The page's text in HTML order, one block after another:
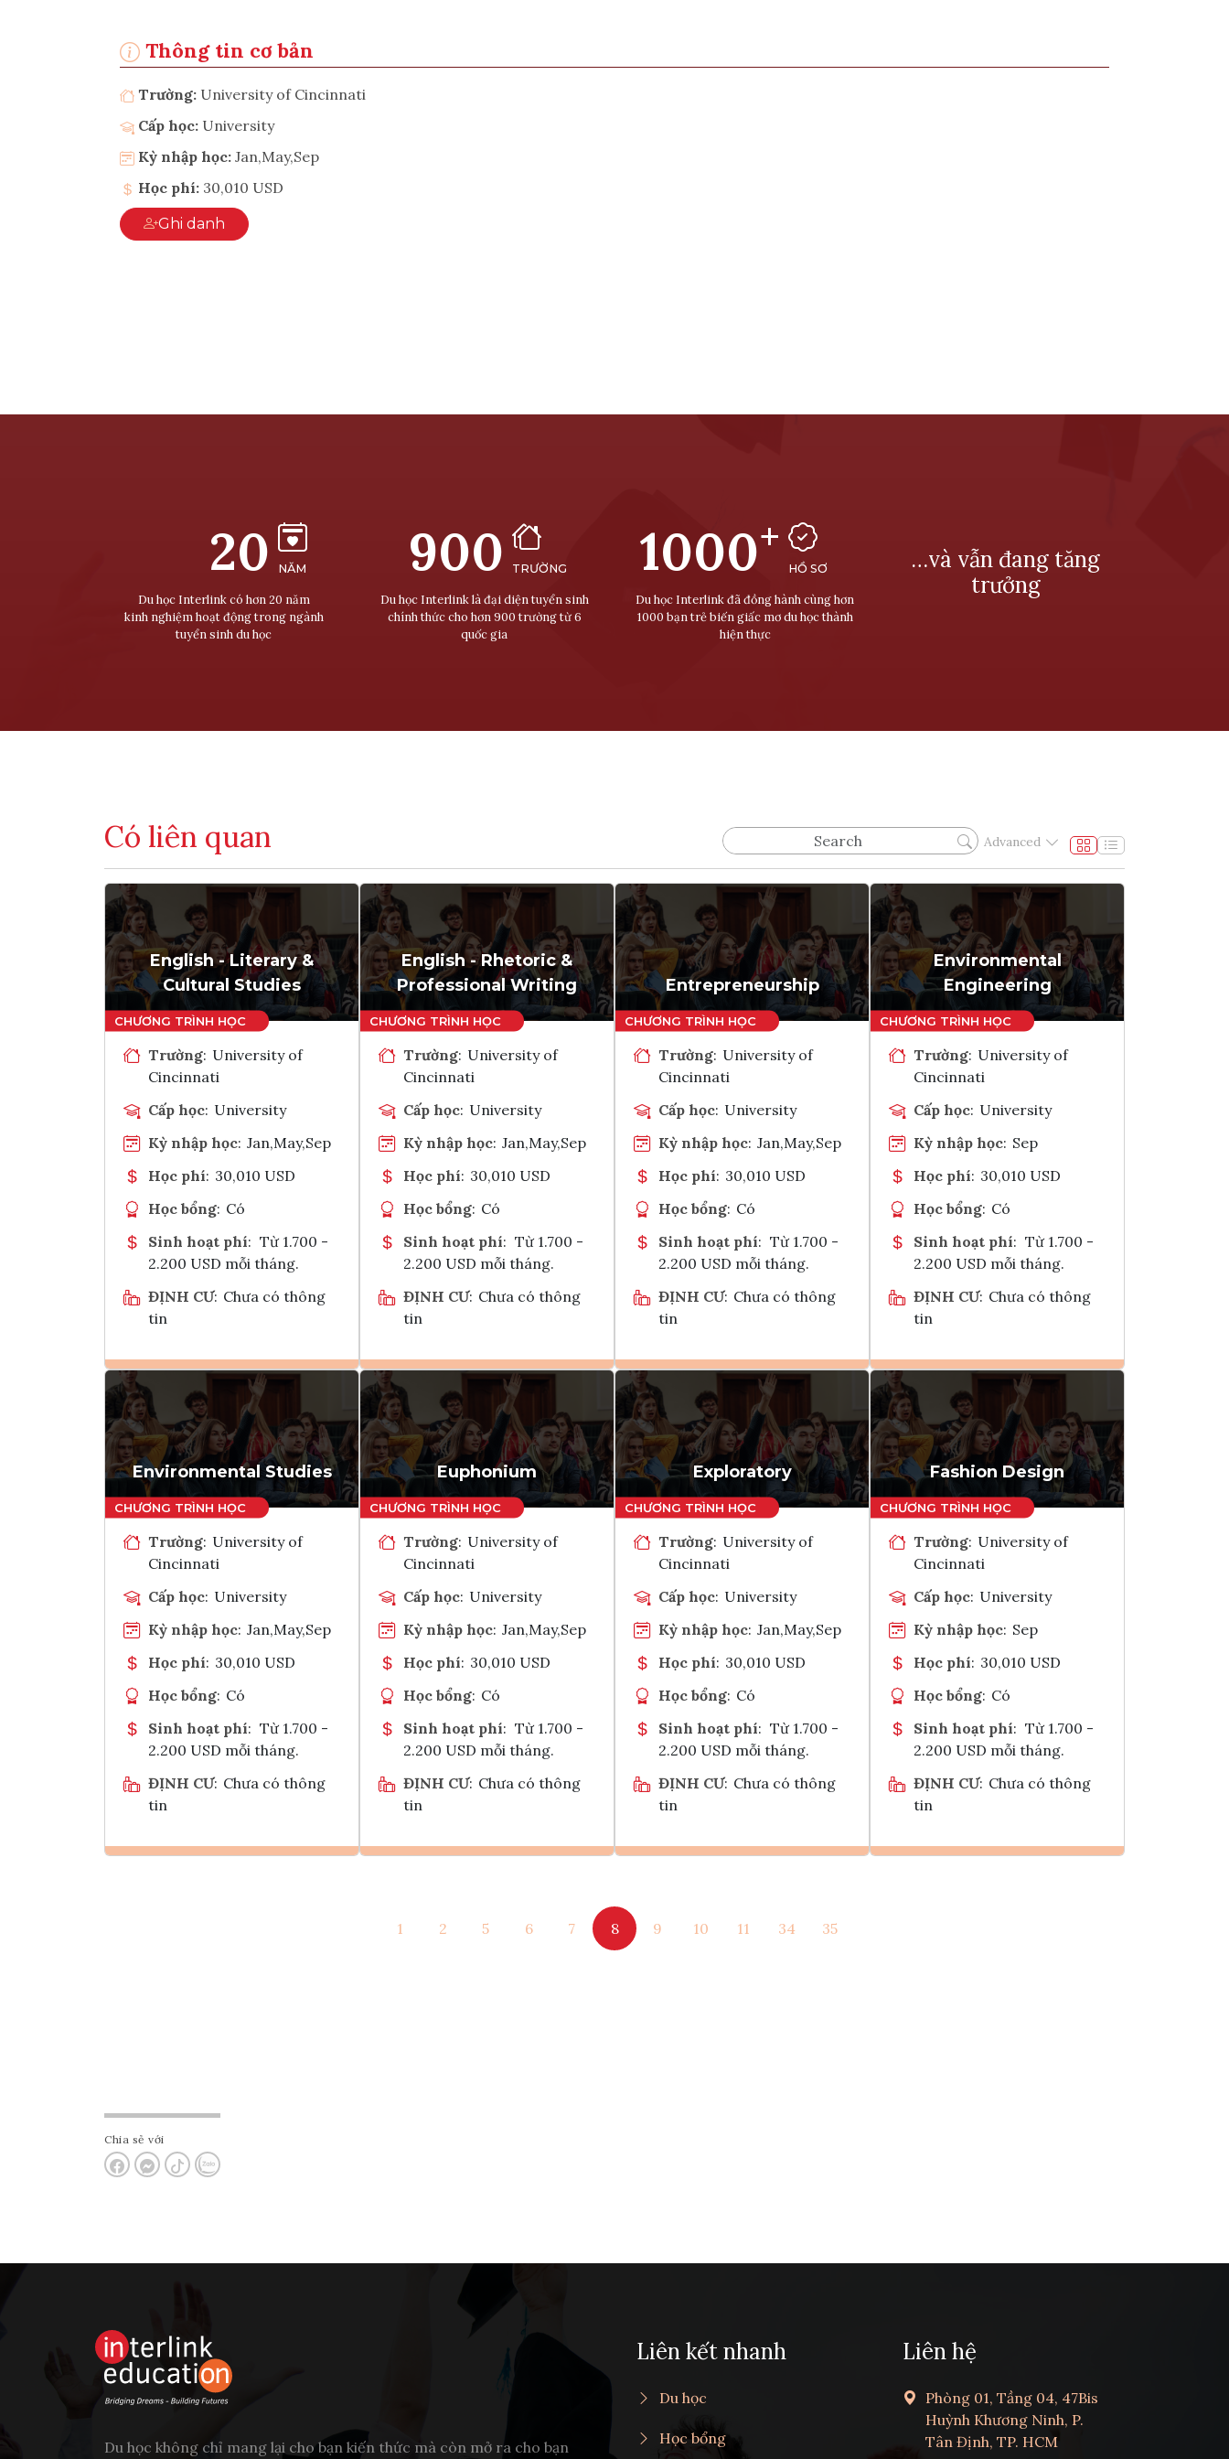
Thông tin cơ bản
Trường: University of Cincinnati
Cấp học: University
Kỳ nhập học: Jan,May,Sep
Học phí: 30,010 USD
Ghi danh
20 NĂM
Du học Interlink có hơn 20 năm
kinh nghiệm hoạt động trong ngành
tuyển sinh du học
900 TRƯỜNG
Du học Interlink là đại diện tuyển sinh
chính thức cho hơn 900 trường từ 6
quốc gia
1000+
HỒ SƠ
Du học Interlink đã đồng hành cùng hơn
1000 bạn trẻ biến giấc mơ du học thành
hiện thực
…và vẫn đang tăng
trưởng
Có liên quan Advanced
English - Literary &
Cultural Studies
Trường: University of
Cincinnati
Cấp học: University
Kỳ nhập học: Jan,May,Sep
Học phí: 30,010 USD
Học bổng: Có
Sinh hoạt phí: Từ 1.700 -
2.200 USD mỗi tháng.
ĐỊNH CƯ: Chưa có thông
tin
Ghi danh
Tham vấn Interlink
English - Rhetoric &
Professional Writing
Trường: University of
Cincinnati
Cấp học: University
Kỳ nhập học: Jan,May,Sep
Học phí: 30,010 USD
Học bổng: Có
Sinh hoạt phí: Từ 1.700 -
2.200 USD mỗi tháng.
ĐỊNH CƯ: Chưa có thông
tin
Ghi danh
Tham vấn Interlink
Entrepreneurship
Trường: University of
Cincinnati
Cấp học: University
Kỳ nhập học: Jan,May,Sep
Học phí: 30,010 USD
Học bổng: Có
Sinh hoạt phí: Từ 1.700 -
2.200 USD mỗi tháng.
ĐỊNH CƯ: Chưa có thông
tin
Ghi danh
Tham vấn Interlink
Environmental
Engineering
Trường: University of
Cincinnati
Cấp học: University
Kỳ nhập học: Sep
Học phí: 30,010 USD
Học bổng: Có
Sinh hoạt phí: Từ 1.700 -
2.200 USD mỗi tháng.
ĐỊNH CƯ: Chưa có thông
tin
Ghi danh
Tham vấn Interlink
Environmental Studies
Trường: University of
Cincinnati
Cấp học: University
Kỳ nhập học: Jan,May,Sep
Học phí: 30,010 USD
Học bổng: Có
Sinh hoạt phí: Từ 1.700 -
2.200 USD mỗi tháng.
ĐỊNH CƯ: Chưa có thông
tin
Euphonium
Trường: University of
Cincinnati
Cấp học: University
Kỳ nhập học: Jan,May,Sep
Học phí: 30,010 USD
Học bổng: Có
Sinh hoạt phí: Từ 1.700 -
2.200 USD mỗi tháng.
ĐỊNH CƯ: Chưa có thông
tin
Tham vấn Interlink
Exploratory
Trường: University of
Cincinnati
Cấp học: University
Kỳ nhập học: Jan,May,Sep
Học phí: 30,010 USD
Học bổng: Có
Sinh hoạt phí: Từ 1.700 -
2.200 USD mỗi tháng.
ĐỊNH CƯ: Chưa có thông
tin
Tham vấn Interlink
Fashion Design
Trường: University of
Cincinnati
Cấp học: University
Kỳ nhập học: Sep
Học phí: 30,010 USD
Học bổng: Có
Sinh hoạt phí: Từ 1.700 -
2.200 USD mỗi tháng.
ĐỊNH CƯ: Chưa có thông
tin
1 2 5 6 7 8 9 10 11 34 35
Chia sẻ với
Du học không chỉ mang lại cho bạn kiến thức mà còn mở ra cho bạn
Liên kết nhanh
Du học
Học bổng
Liên hệ
Phòng 01, Tầng 04, 47Bis
Huỳnh Khương Ninh, P.
Tân Định, TP. HCM